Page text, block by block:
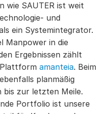
wie SAUTER ist weit
und
ein Systemintegrator.
Manpower in die
Ergebnissen zählt
Plattform amanteia. Beim
planmäßig
bis zur letzten Meile.
Portfolio ist unsere